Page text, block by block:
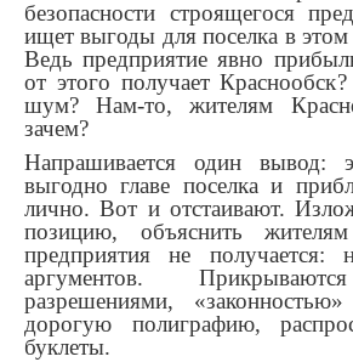
безопасности строящегося
ищет выгоды для поселка в
Ведь предприятие явно
от этого получает
шум? Нам-то, жителям
зачем?
Напрашивается один вывод:
выгодно главе поселка и
лично. Вот и отстаивают.
позицию, объяснить жителям
предприятия не получается:
аргументов.
разрешениями,
дорогую полиграфию,
буклеты.